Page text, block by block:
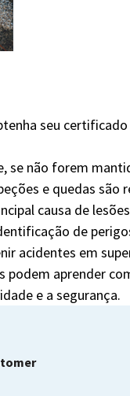
seu certificado
se não forem
e quedas são
causa de
de
acidentes em
aprender
e a segurança.